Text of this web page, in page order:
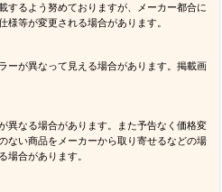
するよう努めておりますが、メーカー都合に
様等が変更される場合があります。
ーが異なって見える場合があります。掲載画
異なる場合があります。また予告なく価格変
ない商品をメーカーから取り寄せるなどの場
場合があります。